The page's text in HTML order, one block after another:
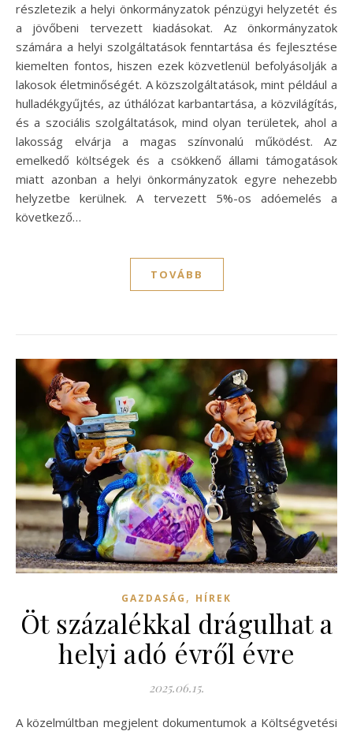
részletezik a helyi önkormányzatok pénzügyi helyzetét és
a jövőbeni tervezett kiadásokat. Az önkormányzatok
számára a helyi szolgáltatások fenntartása és fejlesztése
kiemelten fontos, hiszen ezek közvetlenül befolyásolják a
lakosok életminőségét. A közszolgáltatások, mint például a
hulladékgyűjtés, az úthálózat karbantartása, a közvilágítás,
és a szociális szolgáltatások, mind olyan területek, ahol a
lakosság elvárja a magas színvonalú működést. Az
emelkedő költségek és a csökkenő állami támogatások
miatt azonban a helyi önkormányzatok egyre nehezebb
helyzetbe kerülnek. A tervezett 5%-os adóemelés a
következő…
TOVÁBB
GAZDASÁG , HÍREK
Öt százalékkal drágulhat a
helyi adó évről évre
2025.06.15.
A közelmúltban megjelent dokumentumok a Költségvetési